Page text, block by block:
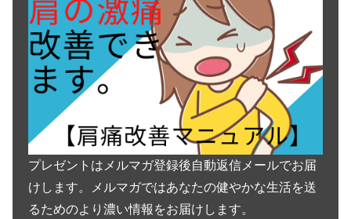
プレゼントはメルマガ登録後自動返信メールでお届
けします。メルマガではあなたの健やかな生活を送
るためのより濃い情報をお届けします。